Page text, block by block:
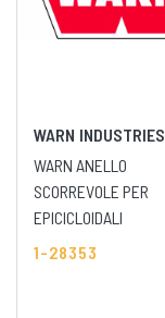
WARN INDUSTRIES
WARN ANELLO
SCORREVOLE PER
EPICICLOIDALI
1-28353